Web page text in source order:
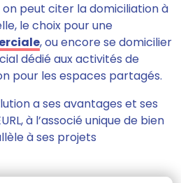
peut citer la domiciliation à
le choix pour une
, ou encore se domicilier
dédié aux activités de
pour les espaces partagés.
a ses avantages et ses
à l’associé unique de bien
à ses projets